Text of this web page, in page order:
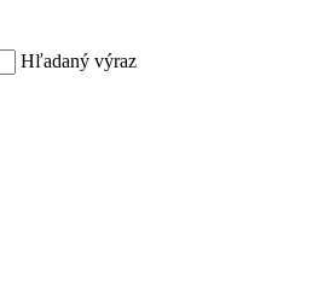
Hľadaný výraz